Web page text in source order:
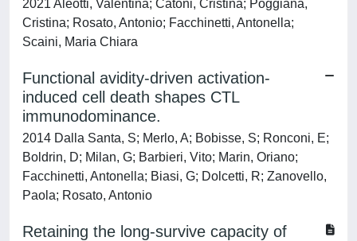
2021 Aleotti, Valentina; Catoni, Cristina; Poggiana,
Cristina; Rosato, Antonio; Facchinetti, Antonella;
Scaini, Maria Chiara
Functional avidity-driven activation-
induced cell death shapes CTL
immunodominance.
2014 Dalla Santa, S; Merlo, A; Bobisse, S; Ronconi, E;
Boldrin, D; Milan, G; Barbieri, Vito; Marin, Oriano;
Facchinetti, Antonella; Biasi, G; Dolcetti, R; Zanovello,
Paola; Rosato, Antonio
Retaining the long-survive capacity of